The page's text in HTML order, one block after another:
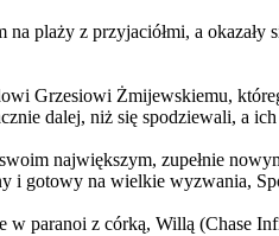
plaży z przyjaciółmi, a
Grzesiowi Żmijewskiemu,
dalej, niż się spodziewali, a
największym, zupełnie
gotowy na wielkie wyzwania,
z córką, Willą (Chase